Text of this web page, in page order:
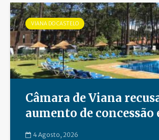
VIANA DO CASTELO
Câmara de Viana
aumento de concessão
4 Agosto, 2026